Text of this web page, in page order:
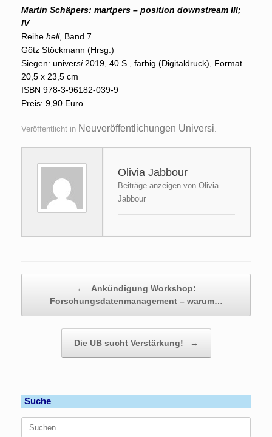
Martin Schäpers: martpers – position downstream III;
IV
Reihe hell, Band 7
Götz Stöckmann (Hrsg.)
Siegen: universi2019, 40 S., farbig (Digitaldruck), Format
20,5 x 23,5 cm
ISBN 978-3-96182-039-9
Preis: 9,90 Euro
Veröffentlicht in Neuveröffentlichungen Universi.
Olivia Jabbour
Beiträge anzeigen von Olivia
Jabbour
←
Ankündigung Workshop:
Forschungsdatenmanagement – warum…
Die UB sucht Verstärkung! →
Suche
nach: